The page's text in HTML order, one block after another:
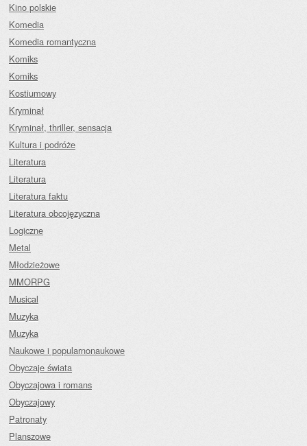
Kino polskie
Komedia
Komedia romantyczna
Komiks
Komiks
Kostiumowy
Kryminał
Kryminał, thriller, sensacja
Kultura i podróże
Literatura
Literatura
Literatura faktu
Literatura obcojęzyczna
Logiczne
Metal
Młodzieżowe
MMORPG
Musical
Muzyka
Muzyka
Naukowe i popularnonaukowe
Obyczaje świata
Obyczajowa i romans
Obyczajowy
Patronaty
Planszowe